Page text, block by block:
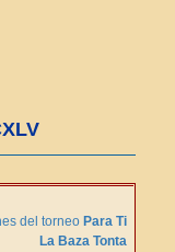
del torneo Para Ti
La Baza Tonta